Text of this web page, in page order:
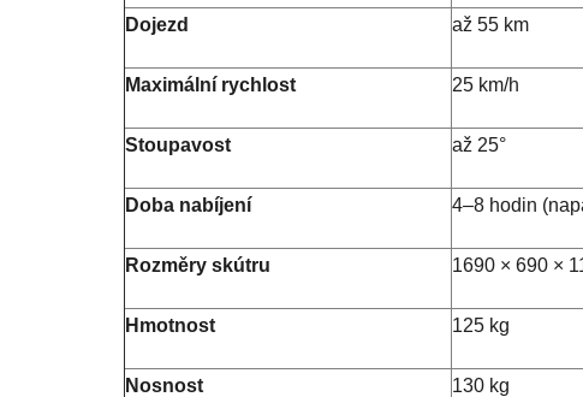
Dojezd až 55 km
Maximální rychlost 25 km/h
Stoupavost až 25°
Doba nabíjení 4–8 hodin
Rozměry skútru 1690 × 690 ×
Hmotnost 125 kg
Nosnost 130 kg